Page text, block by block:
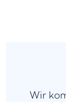
Wir